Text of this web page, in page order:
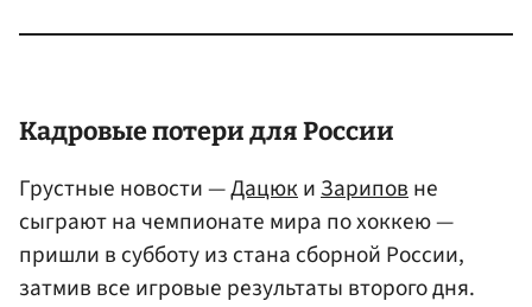
Кадровые потери для России
Грустные новости —ДацюкиЗариповне
сыграют на чемпионате мира по хоккею —
пришли в субботу из стана сборной России,
затмив все игровые результаты второго дня.